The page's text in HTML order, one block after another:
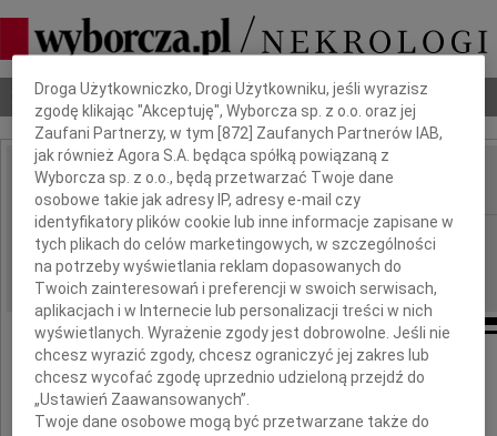
Nekrologi Odeszli Poradnik pogrzebowy
IMIĘ I NAZWISKO:
REGION: Radom
DATA EMISJI: 24.07.2009
Drogiej Koleżance
Dbamy o Twoją prywatność
Droga Użytkowniczko, Drogi Użytkowniku, jeśli wyrazisz
zgodę klikając "Akceptuję", Wyborcza sp. z o.o. oraz jej
Zaufani Partnerzy, w tym [872] Zaufanych Partnerów IAB,
jak również Agora S.A. będąca spółką powiązaną z
Wyborcza sp. z o.o., będą przetwarzać Twoje dane
osobowe takie jak adresy IP, adresy e-mail czy
identyfikatory plików cookie lub inne informacje zapisane w
tych plikach do celów marketingowych, w szczególności
na potrzeby wyświetlania reklam dopasowanych do
Twoich zainteresowań i preferencji w swoich serwisach,
aplikacjach i w Internecie lub personalizacji treści w nich
wyświetlanych. Wyrażenie zgody jest dobrowolne. Jeśli nie
chcesz wyrazić zgody, chcesz ograniczyć jej zakres lub
chcesz wycofać zgodę uprzednio udzieloną przejdź do
„Ustawień Zaawansowanych”.
Twoje dane osobowe mogą być przetwarzane także do